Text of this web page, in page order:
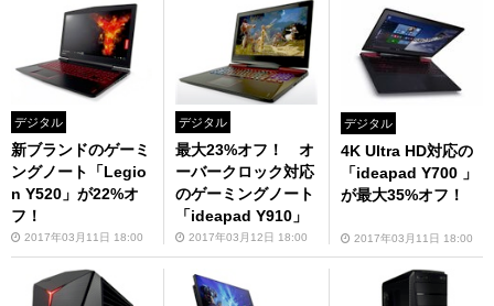
デジタル
新ブランドのゲーミ
ングノート「Legio
n Y520」が22%オ
フ！
2017年03月11日 18:00
デジタル
最大23%オフ！ オ
ーバークロック対応
のゲーミングノート
「ideapad Y910」
2017年03月12日 18:00
デジタル
4K Ultra HD対応の
「ideapad Y700 」
が最大35%オフ！
2017年03月11日 18:00